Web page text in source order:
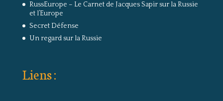
RussEurope – Le Carnet de Jacques Sapir sur la Russie
et l’Europe
Secret Défense
Un regard sur la Russie
Liens :